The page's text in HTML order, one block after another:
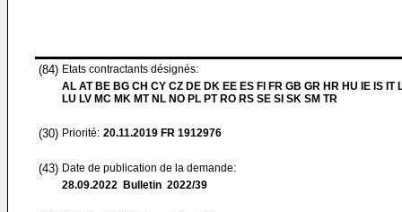
(84) Etats contractants désignés:
AL AT BE BG CH CY CZ DE DK EE ES FI FR GB GR HR HU IE IS IT
LU LV MC MK MT NL NO PL PT RO RS SE SI SK SM TR
(30) Priorité: 20.11.2019 FR 1912976
(43) Date de publication de la demande:
28.09.2022 Bulletin 2022/39